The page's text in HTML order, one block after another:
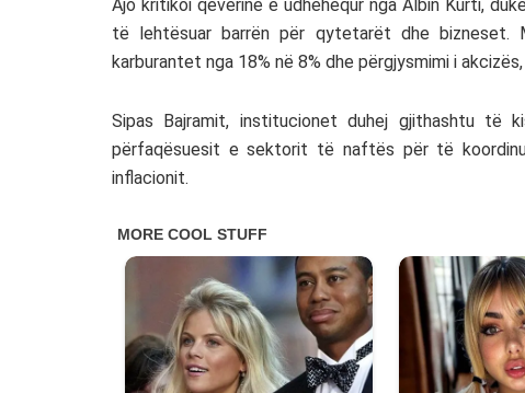
Ajo kritikoi qeverinë e udhëhequr nga Albin Kurti,
të lehtësuar barrën për qytetarët dhe bizneset.
karburantet nga 18% në 8% dhe përgjysmimi i
Sipas Bajramit, institucionet duhej gjithashtu të
përfaqësuesit e sektorit të naftës për të
inflacionit.